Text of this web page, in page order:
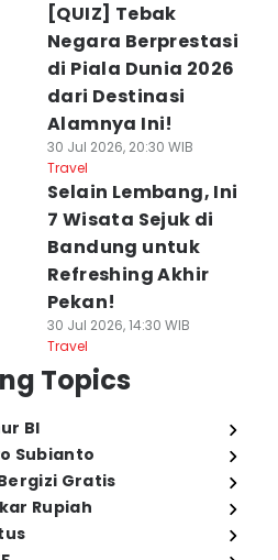
[QUIZ] Tebak
Negara Berprestasi
di Piala Dunia 2026
dari Destinasi
Alamnya Ini!
30 Jul 2026, 20:30 WIB
Travel
Selain Lembang, Ini
7 Wisata Sejuk di
Bandung untuk
Refreshing Akhir
Pekan!
30 Jul 2026, 14:30 WIB
Travel
Topics
BI
Subianto
Gratis
Rupiah